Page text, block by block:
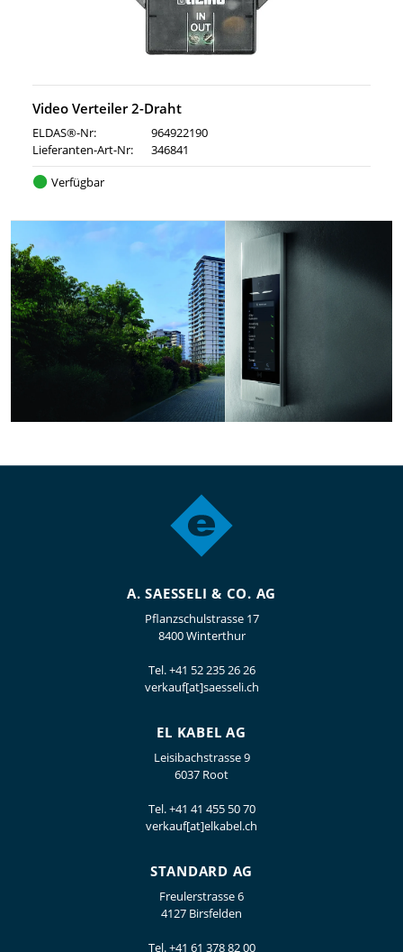
Video Verteiler 2-Draht
ELDAS®-Nr:
964922190
Lieferanten-Art-Nr:
346841
Verfügbar
A. SAESSELI & CO. AG
Pflanzschulstrasse 17
8400 Winterthur
Tel.+41 52 235 26 26
verkauf[at]saesseli.ch
EL KABEL AG
Leisibachstrasse 9
6037 Root
Tel.+41 41 455 50 70
verkauf[at]elkabel.ch
STANDARD AG
Freulerstrasse 6
4127 Birsfelden
Tel.+41 61 378 82 00